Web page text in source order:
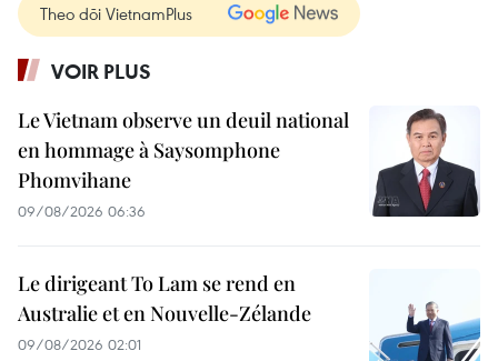
Theo dõi VietnamPlus
VOIR PLUS
Le Vietnam observe un deuil national
en hommage à Saysomphone
Phomvihane
09/08/2026 06:36
Le dirigeant To Lam se rend en
Australie et en Nouvelle-Zélande
09/08/2026 02:01